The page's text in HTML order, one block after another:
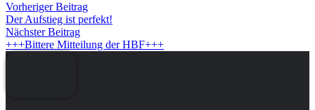
Vorheriger Beitrag
Der Aufstieg ist perfekt!
Nächster Beitrag
+++Bittere Mitteilung der HBF+++